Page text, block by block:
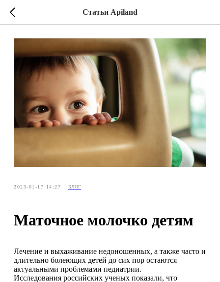
Статьи Apiland
2023-01-17 14:27 БЛОГ
Маточное молочко детям
Лечение и выхаживание недоношенных, а также часто и
длительно болеющих детей до сих пор остаются
актуальными проблемами педиатрии.
Исследования российских ученых показали, что